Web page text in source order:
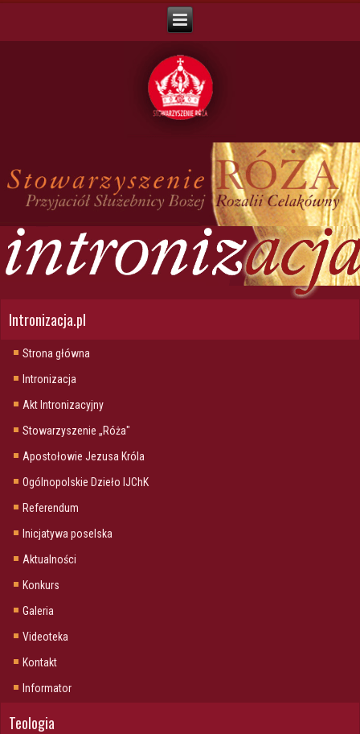
Intronizacja.pl
Strona główna
Intronizacja
Akt Intronizacyjny
Stowarzyszenie „Róża"
Apostołowie Jezusa Króla
Ogólnopolskie Dzieło IJChK
Referendum
Inicjatywa poselska
Aktualności
Konkurs
Galeria
Videoteka
Kontakt
Informator
Teologia